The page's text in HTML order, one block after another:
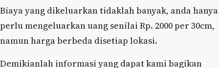
Biaya yang dikeluarkan tidaklah banyak, anda hanya
perlu mengeluarkan uang senilai Rp. 2000 per 30cm,
namun harga berbeda disetiap lokasi.
Demikianlah informasi yang dapat kami bagikan